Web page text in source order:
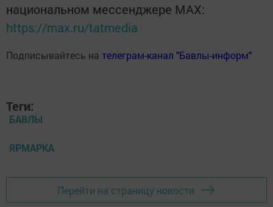
национальном мессенджере MАХ:
https://max.ru/tatmedia
Подписывайтесь на телеграм-канал "Бавлы-информ"
Теги:
БАВЛЫ
ЯРМАРКА
Перейти на страницу новости